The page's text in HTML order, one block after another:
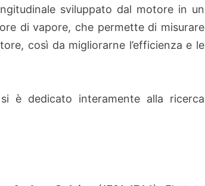
sviluppato dal motore in un
di vapore, che permette di misurare
così da migliorarne l’efficienza e le
è dedicato interamente alla ricerca